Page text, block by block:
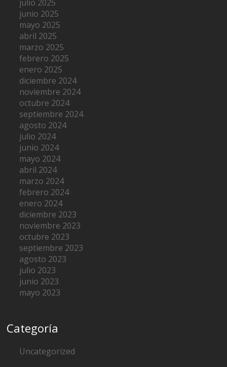
julio 2025
junio 2025
mayo 2025
abril 2025
marzo 2025
febrero 2025
enero 2025
diciembre 2024
noviembre 2024
octubre 2024
septiembre 2024
agosto 2024
julio 2024
junio 2024
mayo 2024
abril 2024
marzo 2024
febrero 2024
enero 2024
diciembre 2023
noviembre 2023
octubre 2023
septiembre 2023
agosto 2023
julio 2023
junio 2023
mayo 2023
Categoría
Uncategorized